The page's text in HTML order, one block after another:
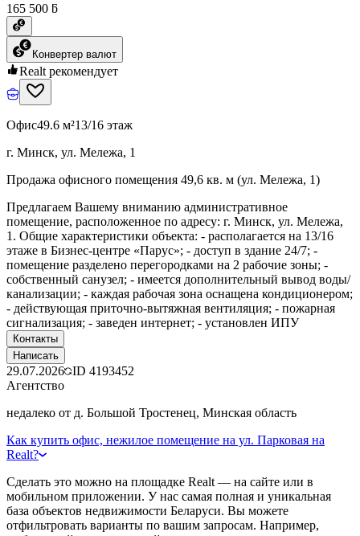
165 500 ƃ
Конвертер валют
Realt рекомендует
Офис49.6 м²13/16 этаж
г. Минск, ул. Мележа, 1
Продажа офисного помещения 49,6 кв. м (ул. Мележа, 1)
Предлагаем Вашему вниманию административное
помещение, расположенное по адресу: г. Минск, ул. Мележа,
1. Общие характеристики объекта: - располагается на 13/16
этаже в Бизнес-центре «Парус»; - доступ в здание 24/7; -
помещение разделено перегородками на 2 рабочие зоны; -
собственный санузел; - имеется дополнительный вывод воды/
канализации; - каждая рабочая зона оснащена кондиционером;
- действующая приточно-вытяжная вентиляция; - пожарная
сигнализация; - заведен интернет; - установлен ИПУ
Контакты
Написать
29.07.2026 ID 4193452
Агентство
недалеко от д. Большой Тростенец, Минская область
Как купить офис, нежилое помещение на ул. Парковая на
Realt?
Сделать это можно на площадке Realt — на сайте или в
мобильном приложении. У нас самая полная и уникальная
база объектов недвижимости Беларуси. Вы можете
отфильтровать варианты по вашим запросам. Например,